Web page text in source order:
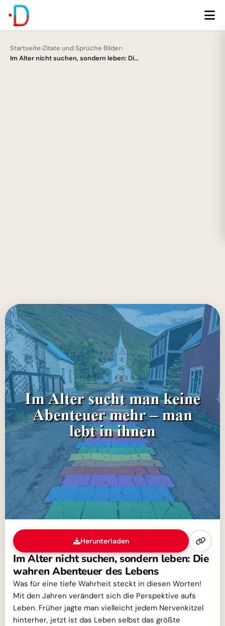
Startseite›Zitate und Sprüche Bilder›
Im Alter nicht suchen, sondern leben: Di...
Herunterladen
Im Alter nicht suchen, sondern leben: Die
wahren Abenteuer des Lebens
Was für eine tiefe Wahrheit steckt in diesen Worten!
Mit den Jahren verändert sich die Perspektive aufs
Leben. Früher jagte man vielleicht jedem Nervenkitzel
hinterher, jetzt ist das Leben selbst das größte